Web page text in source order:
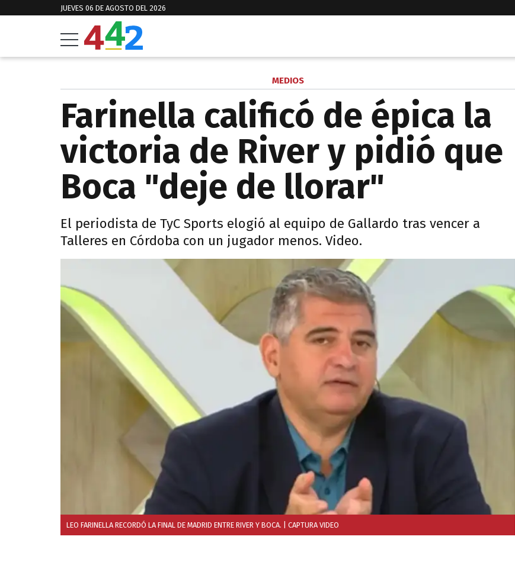
JUEVES 06 DE AGOSTO DEL 2026
MEDIOS
Farinella calificó de épica la
victoria de River y pidió que
Boca "deje de llorar"
El periodista de TyC Sports elogió al equipo de Gallardo tras vencer a
Talleres en Córdoba con un jugador menos. Video.
LEO FARINELLA RECORDÓ LA FINAL DE MADRID ENTRE RIVER Y BOCA. | CAPTURA VIDEO